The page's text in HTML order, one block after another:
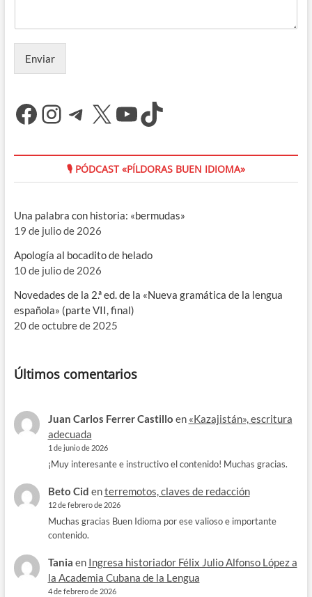
Enviar
Facebook
Instagram
Telegram
X YouTube
TikTok
🎙 PÓDCAST «PÍLDORAS BUEN IDIOMA»
Una palabra con historia: «bermudas»
19 de julio de 2026
Apología al bocadito de helado
10 de julio de 2026
Novedades de la 2.ª ed. de la «Nueva gramática de la lengua
española» (parte VII, final)
20 de octubre de 2025
Últimos comentarios
Juan Carlos Ferrer Castillo en «Kazajistán», escritura
adecuada
1 de junio de 2026
¡Muy interesante e instructivo el contenido! Muchas gracias.
Beto Cid enterremotos, claves de redacción
12 de febrero de 2026
Muchas gracias Buen Idioma por ese valioso e importante
contenido.
Tania en Ingresa historiador Félix Julio Alfonso López a
la Academia Cubana de la Lengua
4 de febrero de 2026